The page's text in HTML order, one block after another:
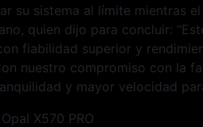
su sistema al límite mientras el
quien dijo para concluir:
fiabilidad superior y
nuestro compromiso con la
y mayor velocidad
X570 PRO